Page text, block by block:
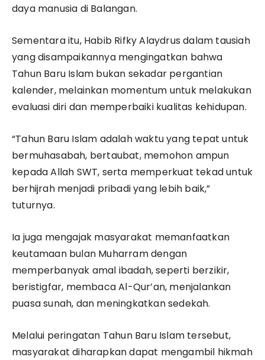
daya manusia di Balangan.
Sementara itu, Habib Rifky Alaydrus dalam tausiah
yang disampaikannya mengingatkan bahwa
Tahun Baru Islam bukan sekadar pergantian
kalender, melainkan momentum untuk melakukan
evaluasi diri dan memperbaiki kualitas kehidupan.
“Tahun Baru Islam adalah waktu yang tepat untuk
bermuhasabah, bertaubat, memohon ampun
kepada Allah SWT, serta memperkuat tekad untuk
berhijrah menjadi pribadi yang lebih baik,”
tuturnya.
Ia juga mengajak masyarakat memanfaatkan
keutamaan bulan Muharram dengan
memperbanyak amal ibadah, seperti berzikir,
beristigfar, membaca Al-Qur’an, menjalankan
puasa sunah, dan meningkatkan sedekah.
Melalui peringatan Tahun Baru Islam tersebut,
masyarakat diharapkan dapat mengambil hikmah